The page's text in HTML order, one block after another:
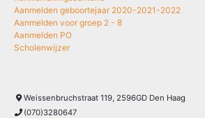
Aanmelden geboortejaar 2020-2021-2022
Aanmelden voor groep 2 - 8
Aanmelden PO
Scholenwijzer
Weissenbruchstraat 119, 2596GD Den Haag
(070)3280647